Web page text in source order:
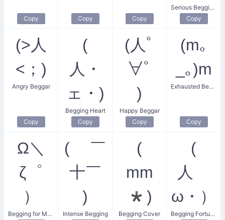
Copy Copy Copy
Serious Begging Guy
Copy
(>人
<；)
Angry Beggar
Copy
(
人・
ェ・)
Begging Heart
Copy
(人ﾟ
∀ﾟ
)
Happy Beggar
Copy
(m｡
_｡)m
Exhausted Beggar
Copy
Ω＼
ζ゜
）
Begging for Mercy
( ￣
十￣
)
Intense Begging
(
mm
*)
Begging Cover
(
人ゝ
ω・）
Begging Fortune